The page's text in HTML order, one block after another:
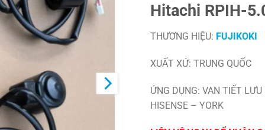
Hitachi RPIH-
THƯƠNG HIỆU: FUJIKOKI
XUẤT XỨ: TRUNG QUỐC
ỨNG DỤNG: VAN TIẾT
HISENSE – YORK